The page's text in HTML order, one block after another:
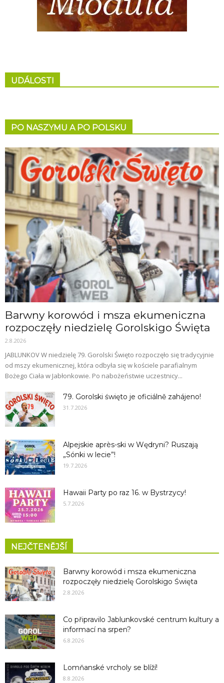
UDÁLOSTI
PO NASZYMU A PO POLSKU
Barwny korowód i msza ekumeniczna
rozpoczęły niedzielę Gorolskigo Święta
2.8.2026
JABLUNKOV W niedzielę 79. Gorolski Święto rozpoczęło się tradycyjnie
od mszy ekumenicznej, która odbyła się w kościele parafialnym
Bożego Ciała w Jabłonkowie. Po nabożeństwie uczestnicy...
79. Gorolski święto je oficiálně zahájeno!
31.7.2026
Alpejskie après-ski w Wędryni? Ruszają
„Sónki w lecie”!
19.7.2026
Hawaii Party po raz 16. w Bystrzycy!
5.7.2026
NEJČTENĚJŠÍ
Barwny korowód i msza ekumeniczna
rozpoczęły niedzielę Gorolskigo Święta
2.8.2026
Co připravilo Jablunkovské centrum kultury a
informací na srpen?
6.8.2026
Lomňanské vrcholy se blíží!
8.8.2026